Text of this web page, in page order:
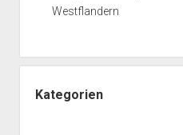
Westflandern
Kategorien